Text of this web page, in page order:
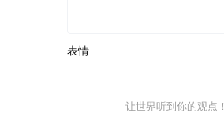
表情
让世界听到你的观点！